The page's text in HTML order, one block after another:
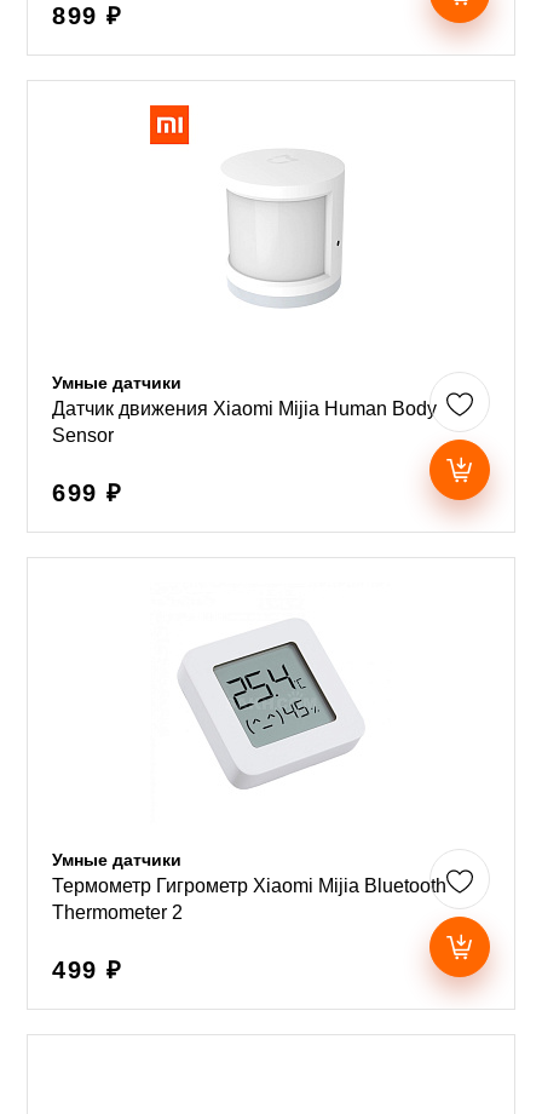
899 ₽
Умные датчики
Датчик движения Xiaomi Mijia Human Body
Sensor
699 ₽
Умные датчики
Термометр Гигрометр Xiaomi Mijia Bluetooth
Thermometer 2
499 ₽